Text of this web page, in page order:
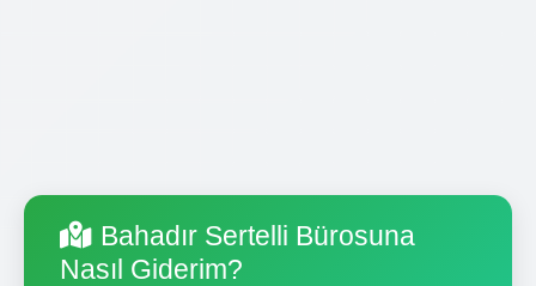
Bahadır Sertelli Bürosuna
Nasıl Giderim?